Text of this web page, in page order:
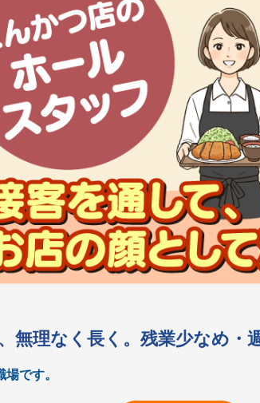
理なく長く。残業少なめ・
です。